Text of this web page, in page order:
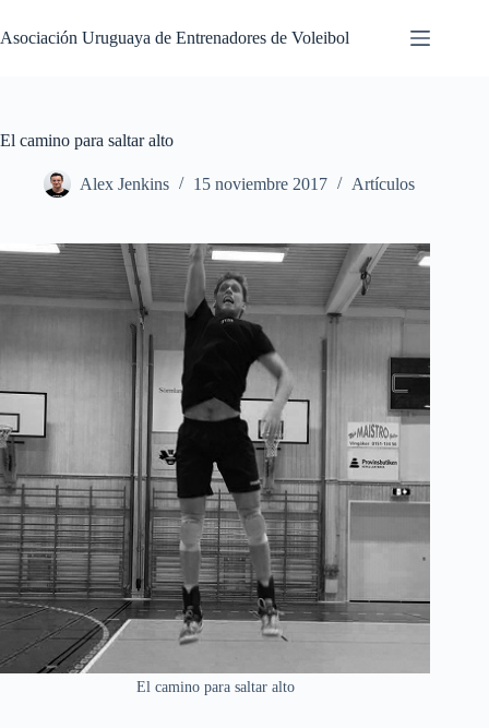
al
contenido
Asociación Uruguaya de Entrenadores de Voleibol
El camino para saltar alto
Alex Jenkins 15 noviembre 2017 Artículos
El camino para saltar alto